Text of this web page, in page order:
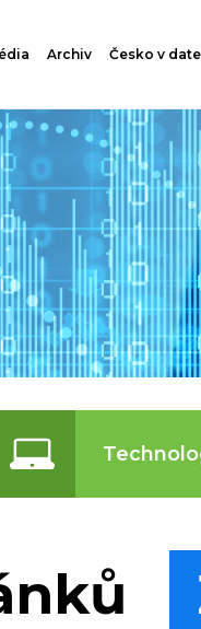
Archiv Česko v